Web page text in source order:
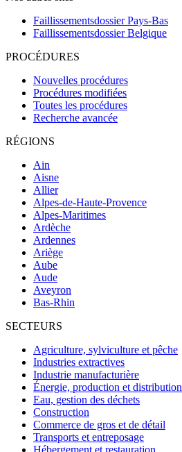
Faillissementsdossier Pays-Bas
Faillissementsdossier Belgique
PROCÉDURES
Nouvelles procédures
Procédures modifiées
Toutes les procédures
Recherche avancée
RÉGIONS
Ain
Aisne
Allier
Alpes-de-Haute-Provence
Alpes-Maritimes
Ardèche
Ardennes
Ariège
Aube
Aude
Aveyron
Bas-Rhin
SECTEURS
Agriculture, sylviculture et pêche
Industries extractives
Industrie manufacturière
Énergie, production et distribution
Eau, gestion des déchets
Construction
Commerce de gros et de détail
Transports et entreposage
Hébergement et restauration